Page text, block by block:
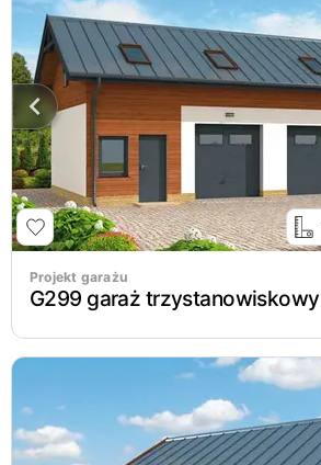
Projekt garażu